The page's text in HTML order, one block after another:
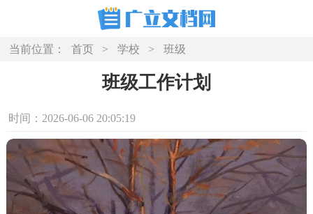
当前位置： 首页 > 学校 > 班级
班级工作计划
时间：2026-06-06 20:05:19